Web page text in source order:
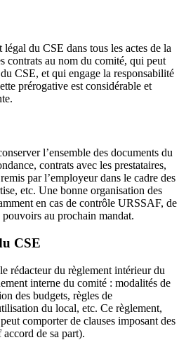
légal du CSE dans tous les actes de la
contrats au nom du comité, qui peut
CSE, et qui engage la responsabilité
prérogative est considérable et
l’ensemble des documents du
contrats avec les prestataires,
par l’employeur dans le cadre des
etc. Une bonne organisation des
en cas de contrôle URSSAF, de
au prochain mandat.
CSE
rédacteur du règlement intérieur du
interne du comité : modalités de
des budgets, règles de
du local, etc. Ce règlement,
comporter de clauses imposant des
de sa part).